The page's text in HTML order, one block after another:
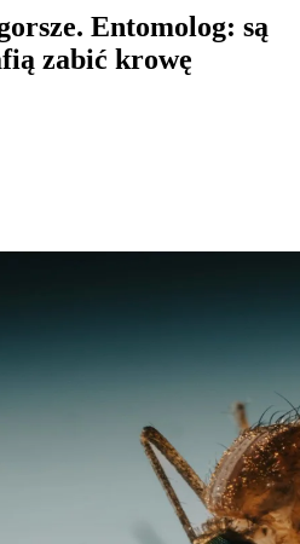
Entomolog: są
zabić krowę